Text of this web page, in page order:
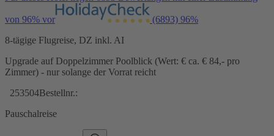
von 96% vor (6893) 96%
8-tägige Flugreise, DZ inkl. AI
Upgrade auf Doppelzimmer Poolblick (Wert: € ca. € 84,- pro
Zimmer) - nur solange der Vorrat reicht
253504Bestellnr.:
Pauschalreise